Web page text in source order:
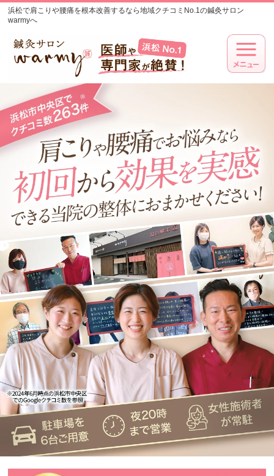
浜松で肩こりや腰痛を根本改善するなら地域クチコミNo.1の鍼灸サロン
warmyへ